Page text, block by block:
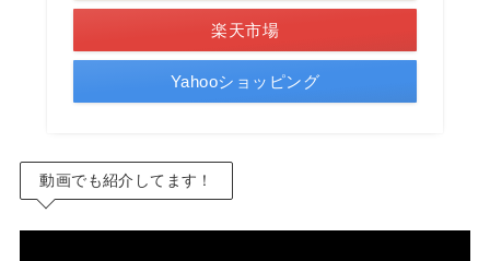
楽天市場
Yahooショッピング
動画でも紹介してます！